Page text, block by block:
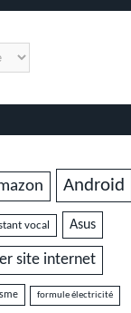
Android
vocal Asus
site internet
formule électricité